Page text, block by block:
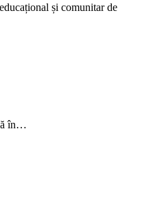
și comunitar de
în…